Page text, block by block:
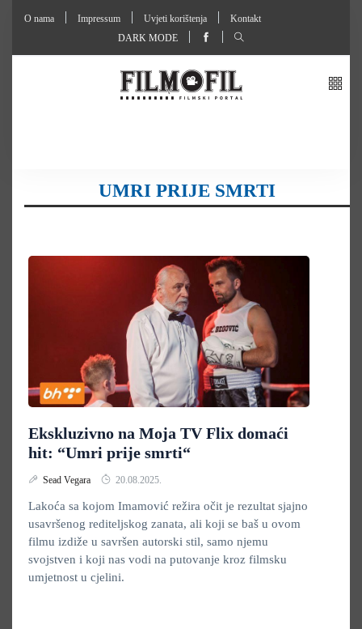
O nama Impressum Uvjeti korištenja
Kontakt
DARK MODE
UMRI PRIJE SMRTI
Ekskluzivno na Moja TV Flix domaći
hit: “Umri prije smrti“
Sead Vegara 20.08.2025.
Lakoća sa kojom Imamović režira očit je rezultat sjajno
usavršenog rediteljskog zanata, ali koji se baš u ovom
filmu izdiže u savršen autorski stil, samo njemu
svojstven i koji nas vodi na putovanje kroz filmsku
umjetnost u cjelini.